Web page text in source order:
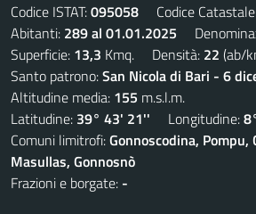
Codice ISTAT:095058 Codice
Abitanti: 289 al 01.01.2025
Superficie: 13,3 Kmq. Densità: 22 (ab/
Santo patrono:San Nicola di Bari - 6
Altitudine media: 155 m.s.l.m.
Latitudine: 39° 43' 21'' Longitudine:
Comuni limitrofi:Gonnoscodina, Pompu,
Masullas, Gonnosnò
Frazioni e borgate: -